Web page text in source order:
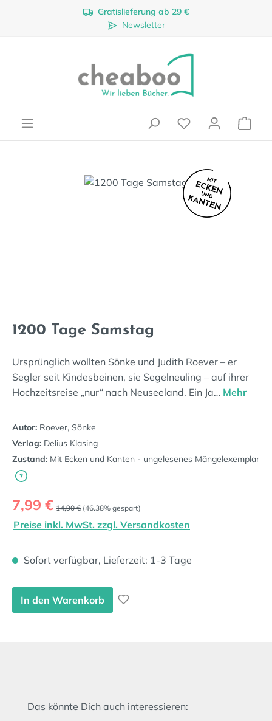
Zum Hauptinhalt springenGratislieferung ab 29 €
Newsletter
Bildergalerie überspringen
1200 Tage Samstag
Ursprünglich wollten Sönke und Judith Roever – er
Segler seit Kindesbeinen, sie Segelneuling – auf ihrer
Hochzeitsreise „nur“ nach Neuseeland. Ein Ja… Mehr
Autor: Roever, Sönke
Verlag: Delius Klasing
Zustand: Mit Ecken und Kanten - ungelesenes Mängelexemplar
Verkaufspreis:
7,99 € Regulärer Preis:
14,90 € (46.38% gespart)
Preise inkl. MwSt. zzgl. Versandkosten
Sofort verfügbar, Lieferzeit: 1-3 Tage
In den Warenkorb
Produktgalerie überspringen
Das könnte Dich auch interessieren: